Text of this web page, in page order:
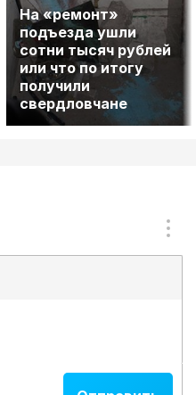
На «ремонт»
подъезда ушли
сотни тысяч рублей
или что по итогу
получили
свердловчане